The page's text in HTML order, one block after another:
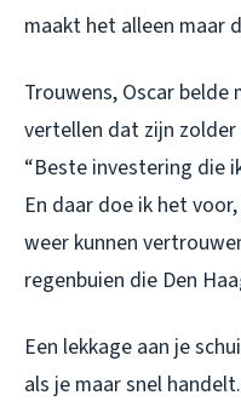
maakt het alleen maar
Trouwens, Oscar
vertellen dat zijn
“Beste investering die
En daar doe ik het
weer kunnen
regenbuien die Den
Een lekkage aan je
als je maar snel